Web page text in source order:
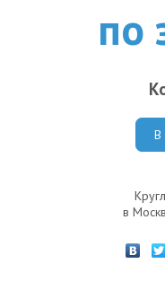
по
В
в